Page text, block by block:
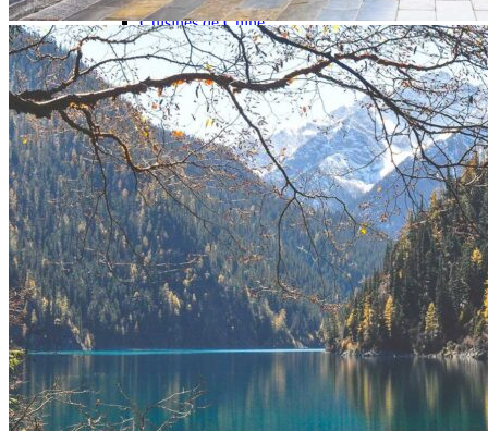
Cuisines de Chine
Les Minorités Ethniques Chinoises
Fêtes traditionnelles & vacances en Chine
Les signes astrologiques Chinois
Les plus belles montagnes de Chine
Les plus belles balades de Chine
La Chine vue du ciel
Visiter la Chine pour voir le monde
Les langues en Chine : une étonnante diversité
Préparer son voyage en Chine
Notre sélection d’hôtels en Chine
Météo & climat
Obtention Visa Voyage Chine
Comment communiquer depuis la Chine ?
Maîtrisez les mots essentiels
Transports en Chine
Vols directs vers la Chine
Voyager en train
Voyager en Chine avec votre drone
Vaccins pour votre voyage en Chine
Mal des montagnes